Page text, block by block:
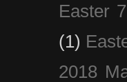
Easter
(1)
2018